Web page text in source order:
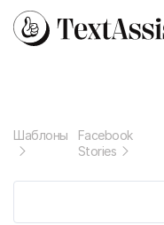
Шаблоны
Facebook
Stories